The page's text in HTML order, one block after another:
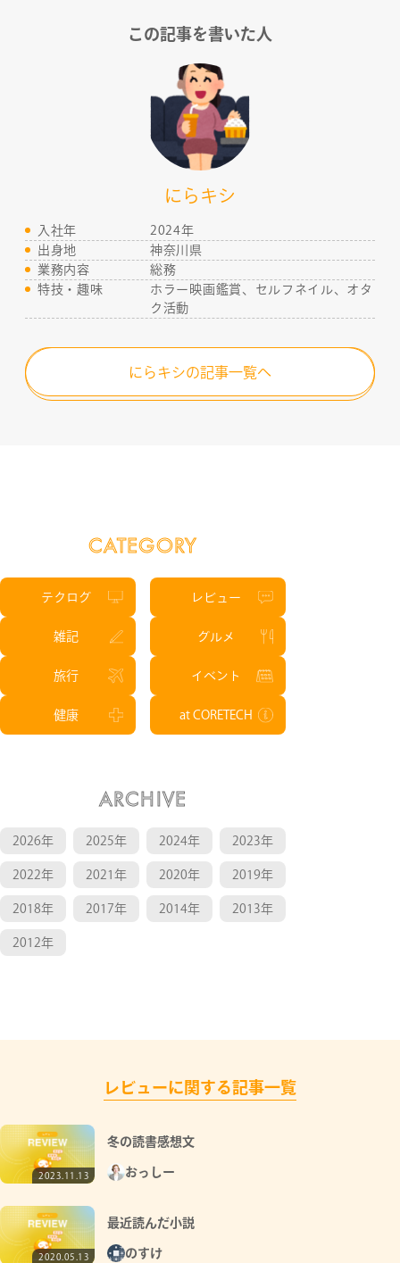
COMPANY
SERVICE
STAFF BLOG
CONTACT
CATEGORY
テクログ レビュー
雑記 グルメ
旅行 イベント
健康 at CORETECH
ARCHIVE
2026年 2025年 2024年 2023年
2022年 2021年 2020年 2019年
2018年 2017年 2014年 2013年
2012年
この記事を書いた人
にらキシ
入社年
2024年
出身地
神奈川県
業務内容
総務
特技・趣味
ホラー映画鑑賞、セルフネイル、オタ
ク活動
にらキシの記事一覧へ
レビューに関する記事一覧
2023.11.13
冬の読書感想文
おっしー
2020.05.13
最近読んだ小説
のすけ